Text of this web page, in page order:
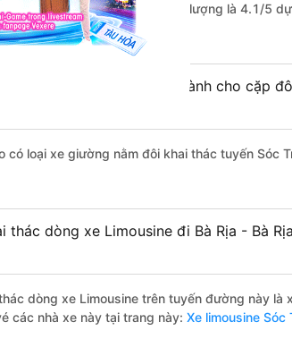
Tàu từ Sóc Trăng với điểm chất lượng là 4.1/5
Rịa - Bà Rịa-Vũng Tàu dành cho cặp
có loại xe giường nằm đôi khai thác tuyến Sóc
thác dòng xe Limousine đi Bà Rịa - Bà
dòng xe Limousine trên tuyến đường này là
các nhà xe này tại trang này: Xe limousine Sóc